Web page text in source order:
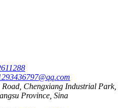
Chengxiang Industrial Park,
Province, Sina